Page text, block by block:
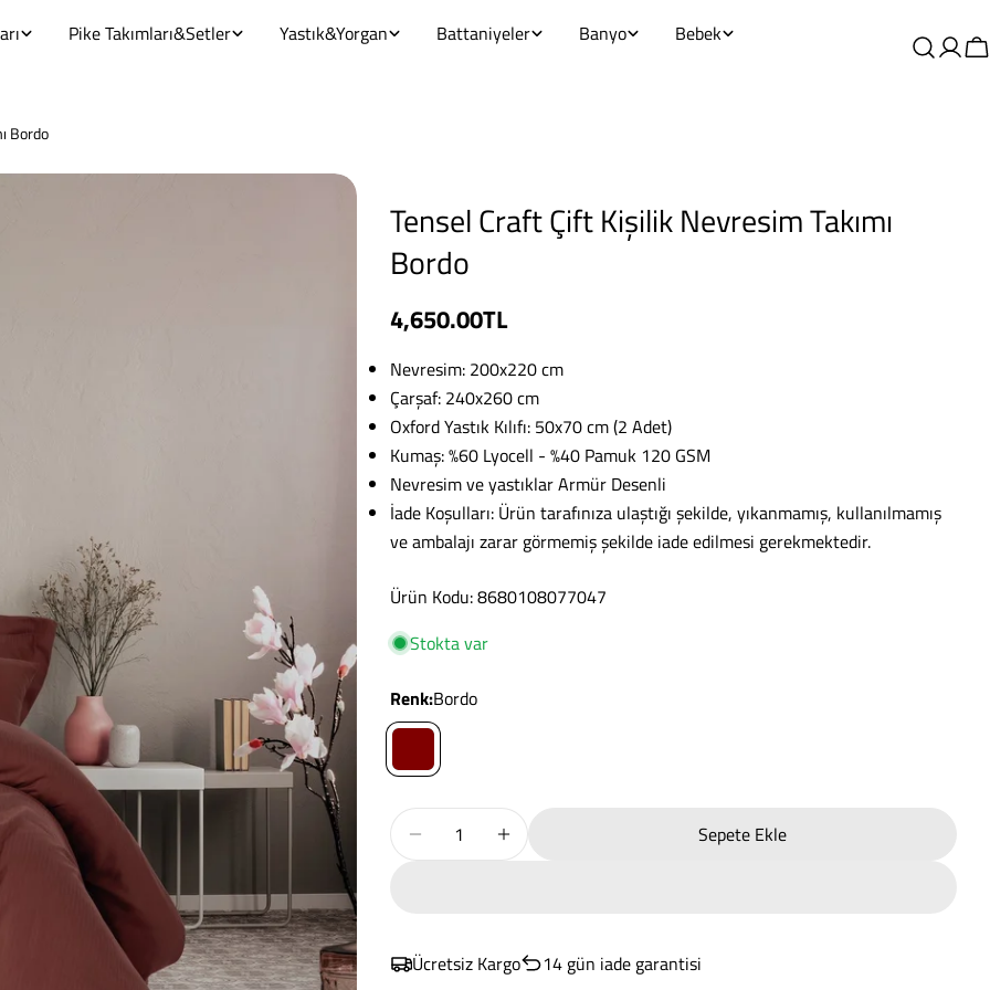
Pike Takımları&Setler Yastık&Yorgan Battaniyeler Banyo
Bebek
Giriş
Bordo
Tensel Craft Çift Kişilik Nevresim Takımı
Bordo
Normal
fiyat
4,650.00TL
Nevresim: 200x220 cm
Çarşaf: 240x260 cm
Oxford Yastık Kılıfı: 50x70 cm (2 Adet)
Kumaş: %60 Lyocell - %40 Pamuk 120 GSM
Nevresim ve yastıklar Armür Desenli
İade Koşulları: Ürün tarafınıza ulaştığı şekilde, yıkanmamış, kullanılmamış
ve ambalajı zarar görmemiş şekilde iade edilmesi gerekmektedir.
Ürün Kodu: 8680108077047
Stokta var
renk:Bordo
Miktar
Tensel Craft Çift Kişilik Nevresim Takımı Bordo Için Miktarı Azaltın
Tensel Craft Çift Kişilik Nevresim Takımı Bordo Için Miktarı
Sepete Ekle
Ücretsiz Kargo 14 gün iade garantisi
Paylaş
Soru Sor
posta
adresiniz